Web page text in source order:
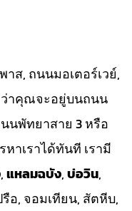
ส, ถนนมอเตอร์เวย์,
ว่าคุณจะอยู่บนถนน
นพัทยาสาย 3 หรือ
าเราได้ทันที เรามี
,แหลมฉบัง,บ่อวิน,
อ, จอมเทียน, สัตหีบ,